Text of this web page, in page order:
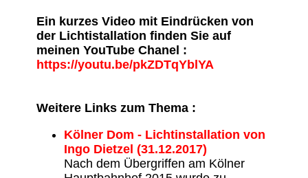
Ein kurzes Video mit Eindrücken von
der Lichtistallation finden Sie auf
meinen YouTube Chanel :
https://youtu.be/pkZDTqYblYA
Weitere Links zum Thema :
Kölner Dom - Lichtinstallation von
Ingo Dietzel (31.12.2017)
Nach dem Übergriffen am Kölner